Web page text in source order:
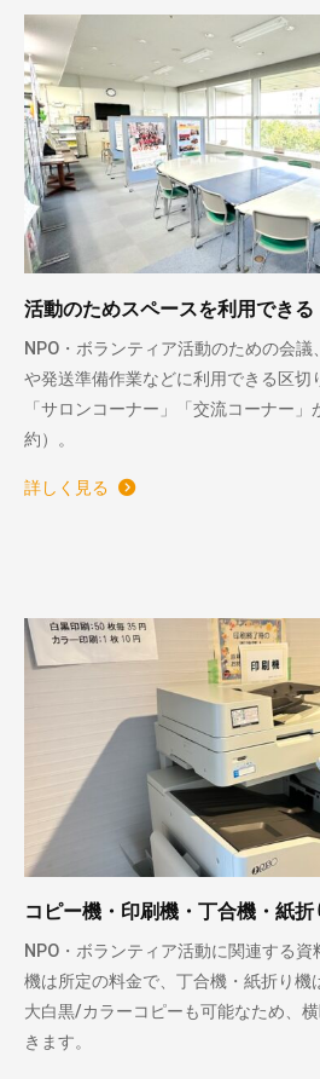
活動のためスペースを利用できる
NPO・ボランティア活動のための会
や発送準備作業などに利用できる区切
「サロンコーナー」「交流コーナー
約）。
詳しく見る
コピー機・印刷機・丁合機・紙
NPO・ボランティア活動に関連する資
機は所定の料金で、丁合機・紙折り機
大白黒/カラーコピーも可能なため、
きます。